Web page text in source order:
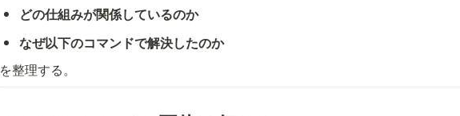
どの仕組みが関係しているのか
なぜ以下のコマンドで解決したのか
を整理する。